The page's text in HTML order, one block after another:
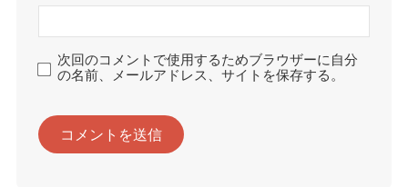
次回のコメントで使用するためブラウザーに自分
の名前、メールアドレス、サイトを保存する。